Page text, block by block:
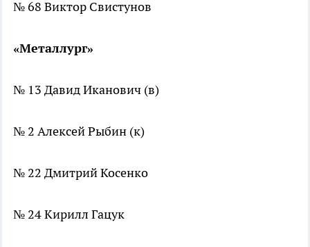
№ 68 Виктор Свистунов
«Металлург»
№ 13 Давид Иканович (в)
№ 2 Алексей Рыбин (к)
№ 22 Дмитрий Косенко
№ 24 Кирилл Гацук